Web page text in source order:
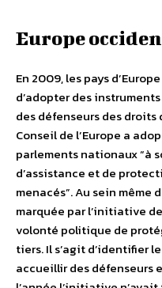
Europe
En 2009, les pays
d’adopter des
des défenseurs des droits
Conseil de l’Europe a
parlements nationaux “à
d’assistance et de
menacés”. Au sein même
marquée par l’initiative
volonté politique de
tiers. Il s’agit d’identifier
accueillir des défenseurs